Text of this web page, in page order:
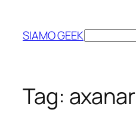
contenuto
SIAMO GEEKCerca
Tag: axanar